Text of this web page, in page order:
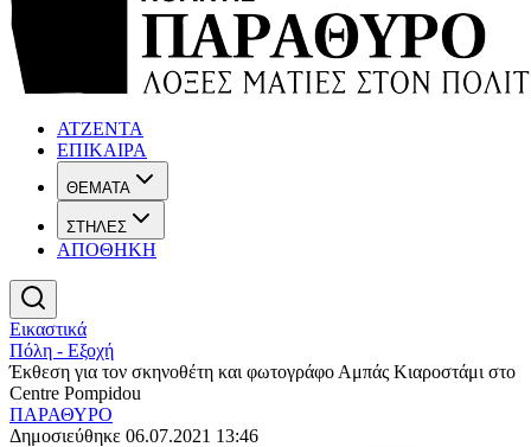
ΑΤΖΕΝΤΑ
ΕΠΙΚΑΙΡΑ
ΘΕΜΑΤΑ
ΣΤΗΛΕΣ
ΑΠΟΘΗΚΗ
Εικαστικά
Πόλη - Εξοχή
Έκθεση για τον σκηνοθέτη και φωτογράφο Αμπάς Κιαροστάμι στο
Centre Pompidou
ΠΑΡΑΘΥΡΟ
Δημοσιεύθηκε 06.07.2021 13:46